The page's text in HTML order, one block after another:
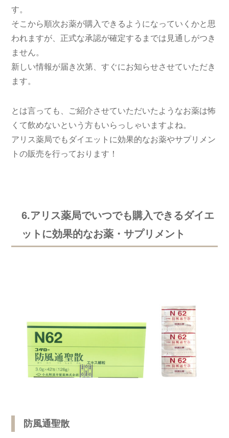
す。
そこから順次お薬が購入できるようになっていくかと思
われますが、正式な承認が確定するまでは見通しがつき
ません。
新しい情報が届き次第、すぐにお知らせさせていただき
ます。
とは言っても、ご紹介させていただいたようなお薬は怖
くて飲めないという方もいらっしゃいますよね。
アリス薬局でもダイエットに効果的なお薬やサプリメン
トの販売を行っております！
6.アリス薬局でいつでも購入できるダイエ
ットに効果的なお薬・サプリメント
防風通聖散